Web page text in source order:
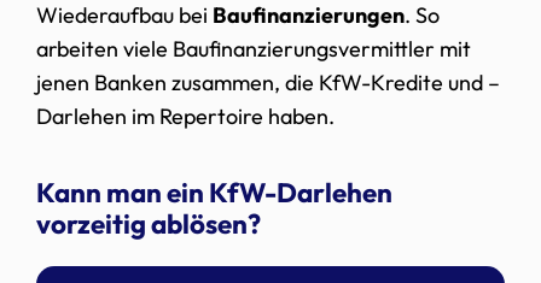
Wiederaufbau bei Baufinanzierungen. So
arbeiten viele Baufinanzierungsvermittler mit
jenen Banken zusammen, die KfW-Kredite und –
Darlehen im Repertoire haben.
Kann man ein KfW-Darlehen
vorzeitig ablösen?